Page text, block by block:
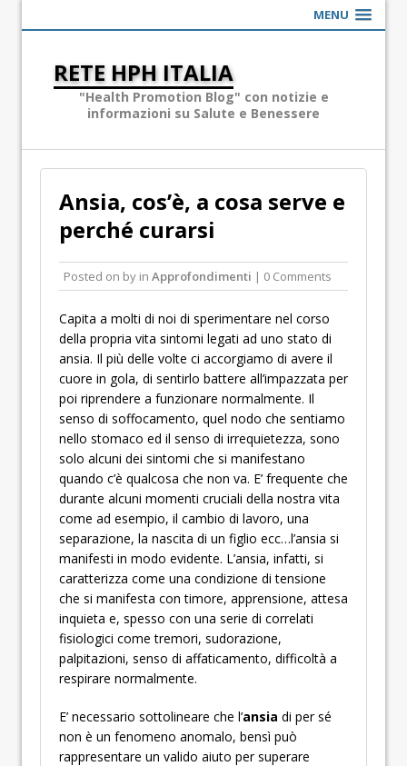
MENU
RETE HPH ITALIA
"Health Promotion Blog" con notizie e
informazioni su Salute e Benessere
Ansia, cos’è, a cosa serve e
perché curarsi
Posted on by in Approfondimenti | 0 Comments
Capita a molti di noi di sperimentare nel corso
della propria vita sintomi legati ad uno stato di
ansia. Il più delle volte ci accorgiamo di avere il
cuore in gola, di sentirlo battere all’impazzata per
poi riprendere a funzionare normalmente. Il
senso di soffocamento, quel nodo che sentiamo
nello stomaco ed il senso di irrequietezza, sono
solo alcuni dei sintomi che si manifestano
quando c’è qualcosa che non va. E’ frequente che
durante alcuni momenti cruciali della nostra vita
come ad esempio, il cambio di lavoro, una
separazione, la nascita di un figlio ecc…l’ansia si
manifesti in modo evidente. L’ansia, infatti, si
caratterizza come una condizione di tensione
che si manifesta con timore, apprensione, attesa
inquieta e, spesso con una serie di correlati
fisiologici come tremori, sudorazione,
palpitazioni, senso di affaticamento, difficoltà a
respirare normalmente.
E’ necessario sottolineare che l’ansia di per sé
non è un fenomeno anomalo, bensì può
rappresentare un valido aiuto per superare